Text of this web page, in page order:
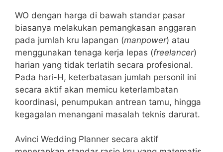
WO dengan harga di bawah standar pasar
biasanya melakukan pemangkasan anggaran
pada jumlah kru lapangan (manpower) atau
menggunakan tenaga kerja lepas (freelancer)
harian yang tidak terlatih secara profesional.
Pada hari-H, keterbatasan jumlah personil ini
secara aktif akan memicu keterlambatan
koordinasi, penumpukan antrean tamu, hingga
kegagalan menangani masalah teknis darurat.
Avinci Wedding Planner secara aktif